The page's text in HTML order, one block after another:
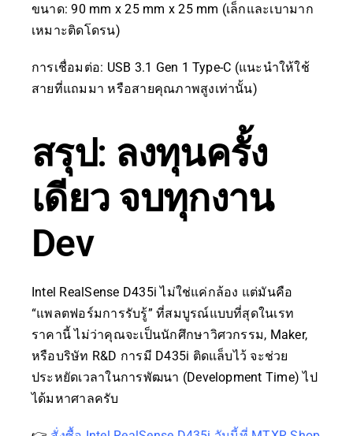
ขนาด: 90 mm x 25 mm x 25 mm (เล็กและเบามาก
เหมาะติดโดรน)
การเชื่อมต่อ: USB 3.1 Gen 1 Type-C (แนะนำให้ใช้
สายที่แถมมา หรือสายคุณภาพสูงเท่านั้น)
สรุป: ลงทุนครั้ง
เดียว จบทุกงาน
Dev
Intel RealSense D435i ไม่ใช่แค่กล้อง แต่มันคือ
“แพลตฟอร์มการรับรู้” ที่สมบูรณ์แบบที่สุดในเรท
ราคานี้ ไม่ว่าคุณจะเป็นนักศึกษาวิศวกรรม, Maker,
หรือบริษัท R&D การมี D435i ติดแล็บไว้ จะช่วย
ประหยัดเวลาในการพัฒนา (Development Time) ไป
ได้มหาศาลครับ